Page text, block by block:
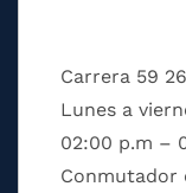
Carrera 59
Lunes a
02:00 p.m –
Conmutador